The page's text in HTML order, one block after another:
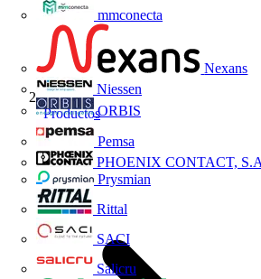
mmconecta
Nexans
Niessen
ORBIS
Pemsa
PHOENIX CONTACT,
Prysmian
Rittal
SACI
Salicru
Productos